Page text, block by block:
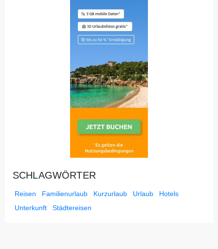
SCHLAGWÖRTER
Reisen Familienurlaub Kurzurlaub Urlaub
Hotels
Unterkunft
Städtereisen